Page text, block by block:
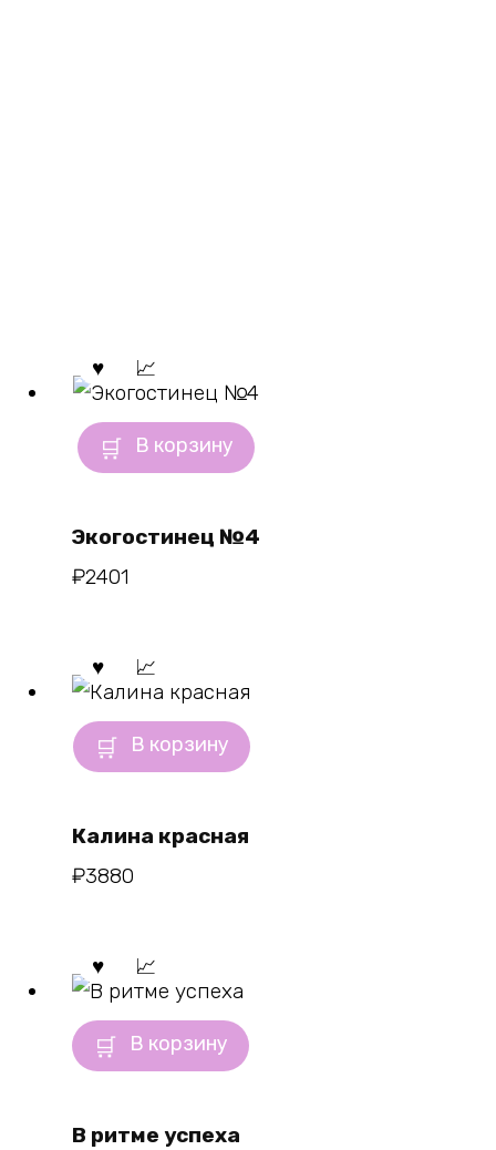
В корзину
Экогостинец №4
₽2401
В корзину
Калина красная
₽3880
В корзину
В ритме успеха